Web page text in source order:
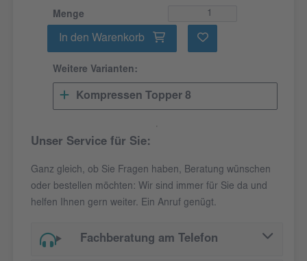
Menge
In den Warenkorb
Weitere Varianten:
Kompressen Topper 8
Unser Service für Sie:
Ganz gleich, ob Sie Fragen haben, Beratung wünschen
oder bestellen möchten: Wir sind immer für Sie da und
helfen Ihnen gern weiter. Ein Anruf genügt.
Fachberatung am Telefon